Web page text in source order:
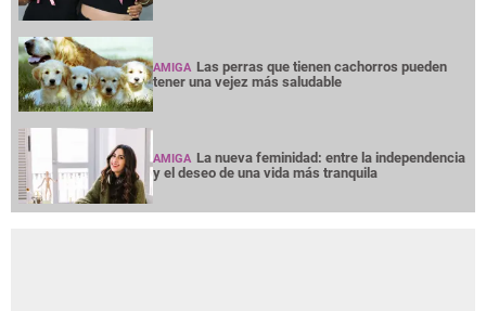
AMIGA Las perras que tienen cachorros pueden
tener una vejez más saludable
AMIGA La nueva feminidad: entre la independencia
y el deseo de una vida más tranquila